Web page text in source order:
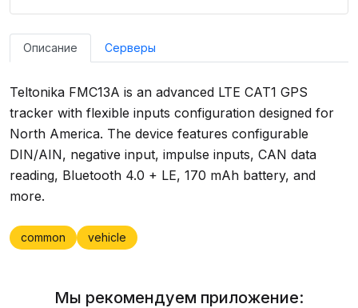
Описание Серверы
Teltonika FMC13A is an advanced LTE CAT1 GPS
tracker with flexible inputs configuration designed for
North America. The device features configurable
DIN/AIN, negative input, impulse inputs, CAN data
reading, Bluetooth 4.0 + LE, 170 mAh battery, and
more.
common vehicle
Мы рекомендуем приложение: